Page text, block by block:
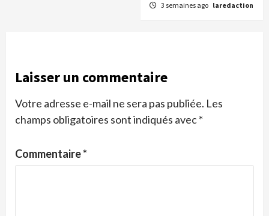
3 semaines ago laredaction
Laisser un commentaire
Votre adresse e-mail ne sera pas publiée. Les
champs obligatoires sont indiqués avec*
Commentaire*